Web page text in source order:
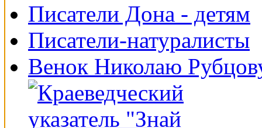
Писатели Дона - детям
Писатели-натуралисты
Венок Николаю